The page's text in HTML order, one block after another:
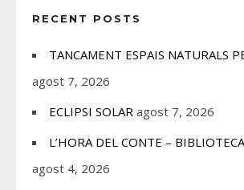
RECENT POSTS
TANCAMENT ESPAIS NATURALS
agost 7, 2026
ECLIPSI SOLAR agost 7, 2026
L’HORA DEL CONTE –
agost 4, 2026